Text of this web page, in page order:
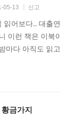
05-13 신고
읽어보다.. 대출
이런 책은 이
마다 아직도 읽
금가지